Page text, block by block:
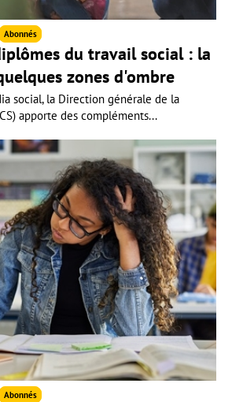
Abonnés
du travail social : la
zones d'ombre
social, la Direction générale de la
apporte des compléments...
Abonnés